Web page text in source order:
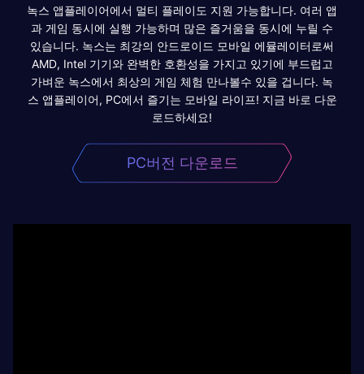
녹스 앱플레이어에서 멀티 플레이도 지원 가능합니다. 여러 앱
과 게임 동시에 실행 가능하며 많은 즐거움을 동시에 누릴 수
있습니다. 녹스는 최강의 안드로이드 모바일 에뮬레이터로써
AMD, Intel 기기와 완벽한 호환성을 가지고 있기에 부드럽고
가벼운 녹스에서 최상의 게임 체험 만나볼수 있을 겁니다. 녹
스 앱플레이어, PC에서 즐기는 모바일 라이프! 지금 바로 다운
로드하세요!
PC버전 다운로드